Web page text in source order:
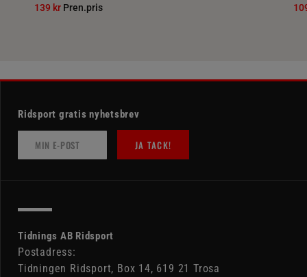
139 kr Pren.pris
Ridsport gratis nyhetsbrev
JA TACK!
Tidnings AB Ridsport
Postadress:
Tidningen Ridsport, Box 14, 619 21 Trosa